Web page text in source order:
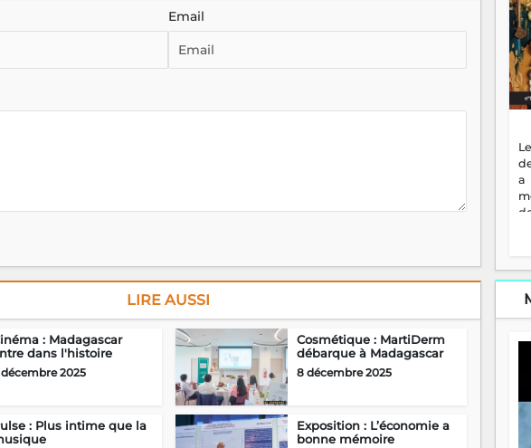
Email
LIRE AUSSI
: Madagascar
dans l'histoire
2025
Cosmétique : MartiDerm
débarque à Madagascar
8 décembre 2025
: Plus intime que la
Exposition : L’économie a
bonne mémoire
a